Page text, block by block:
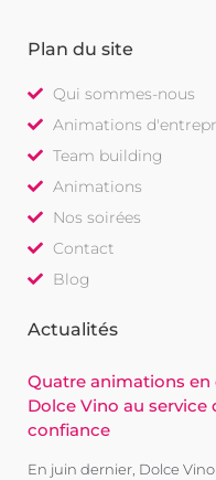
Plan du site
Qui sommes-nous
Animations
Team building
Animations
Nos soirées
Contact
Blog
Actualités
Quatre animations en
Dolce Vino au service
confiance
En juin dernier, Dolce